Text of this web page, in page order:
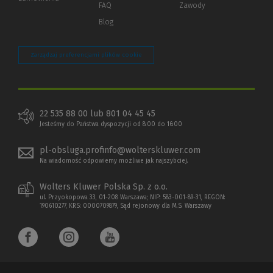
FAQ
Blog
Zawody
Zarządzaj preferencjami plików cookie
22 535 88 00 lub 801 04 45 45
Jesteśmy do Państwa dyspozycji od 8:00 do 16:00
pl-obsluga.profinfo@wolterskluwer.com
Na wiadomość odpowiemy możliwe jak najszybciej.
Wolters Kluwer Polska Sp. z o.o.
ul. Przyokopowa 33, 01-208 Warszawa; NIP: 583-001-89-31, REGON:
190610277, KRS: 0000709879, Sąd rejonowy dla M.S. Warszawy